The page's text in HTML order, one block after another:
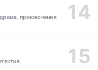
приключения